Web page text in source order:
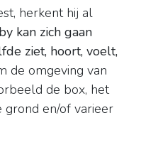
herkent hij al
kan zich gaan
ziet, hoort, voelt,
de omgeving van
de box, het
en/of varieer